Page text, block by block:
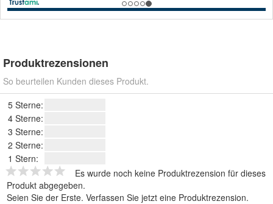
Produktrezensionen
So beurteilen Kunden dieses Produkt.
5 Sterne:
4 Sterne:
3 Sterne:
2 Sterne:
1 Stern:
Es wurde noch keine Produktrezension für dieses
Produkt abgegeben.
Seien Sie der Erste. Verfassen Sie jetzt eine Produktrezension.